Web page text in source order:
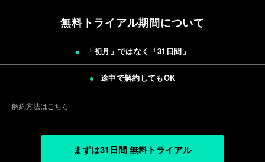
無料トライアル期間について
「初月」ではなく「31日間 」
途中で解約してもOK
解約方法は こちら
まずは31日間 無料トライアル